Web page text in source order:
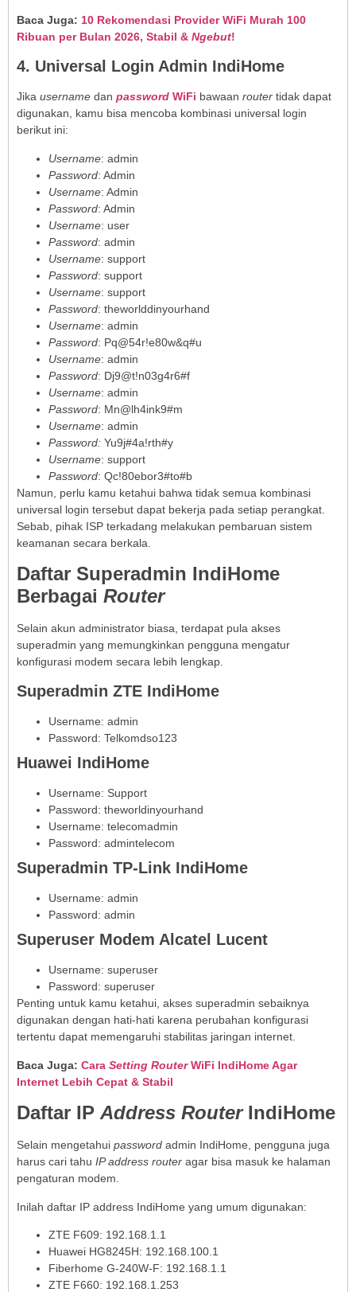
Baca Juga: 10 Rekomendasi Provider WiFi Murah 100
Ribuan per Bulan 2026, Stabil & Ngebut!
4. Universal Login Admin IndiHome
Jika username dan password WiFi bawaan router tidak dapat
digunakan, kamu bisa mencoba kombinasi universal login
berikut ini:
Username: admin
Password: Admin
Username: Admin
Password: Admin
Username: user
Password: admin
Username: support
Password: support
Username: support
Password: theworlddinyourhand
Username: admin
Password: Pq@54r!e80w&q#u
Username: admin
Password: Dj9@t!n03g4r6#f
Username: admin
Password: Mn@lh4ink9#m
Username: admin
Password: Yu9j#4a!rth#y
Username: support
Password: Qc!80ebor3#to#b
Namun, perlu kamu ketahui bahwa tidak semua kombinasi
universal login tersebut dapat bekerja pada setiap perangkat.
Sebab, pihak ISP terkadang melakukan pembaruan sistem
keamanan secara berkala.
Daftar Superadmin IndiHome
Berbagai Router
Selain akun administrator biasa, terdapat pula akses
superadmin yang memungkinkan pengguna mengatur
konfigurasi modem secara lebih lengkap.
Superadmin ZTE IndiHome
Username: admin
Password: Telkomdso123
Huawei IndiHome
Username: Support
Password: theworldinyourhand
Username: telecomadmin
Password: admintelecom
Superadmin TP-Link IndiHome
Username: admin
Password: admin
Superuser Modem Alcatel Lucent
Username: superuser
Password: superuser
Penting untuk kamu ketahui, akses superadmin sebaiknya
digunakan dengan hati-hati karena perubahan konfigurasi
tertentu dapat memengaruhi stabilitas jaringan internet.
Baca Juga: Cara Setting RouterWiFi IndiHome Agar
Internet Lebih Cepat & Stabil
Daftar IP Address RouterIndiHome
Selain mengetahui password admin IndiHome, pengguna juga
harus cari tahu IP address router agar bisa masuk ke halaman
pengaturan modem.
Inilah daftar IP address IndiHome yang umum digunakan:
ZTE F609: 192.168.1.1
Huawei HG8245H: 192.168.100.1
Fiberhome G-240W-F: 192.168.1.1
ZTE F660: 192.168.1.253